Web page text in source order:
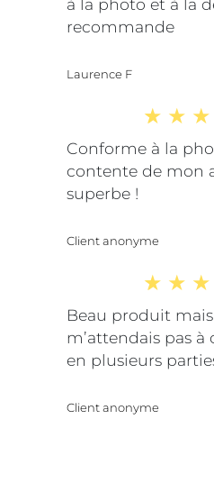
à la photo et à la
recommande
Laurence F
Conforme à la
contente de mon
superbe !
Client anonyme
Beau produit
m’attendais pas à
en plusieurs
Client anonyme